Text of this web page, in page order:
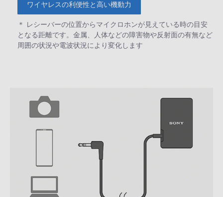
ワイヤレスの利便性と高い機動力
＊ レシーバーの位置からマイクロホンが見えている時の目安
となる距離です。金属、人体などの障害物や反射面の有無など
周囲の状況や電波状況により変化します